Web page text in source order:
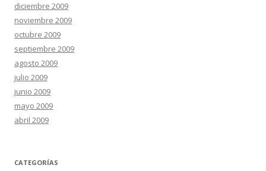
diciembre 2009
noviembre 2009
octubre 2009
septiembre 2009
agosto 2009
julio 2009
junio 2009
mayo 2009
abril 2009
CATEGORÍAS